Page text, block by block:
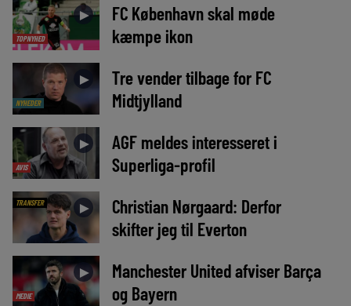
TOPNYHED
►
FC København skal møde
kæmpe ikon
NYHEDER
►
Tre vender tilbage for FC
Midtjylland
AVIS
►
AGF meldes interesseret i
Superliga-profil
TRANSFER ►
Christian Nørgaard: Derfor
skifter jeg til Everton
MEDIE
►
Manchester United afviser Barça
og Bayern